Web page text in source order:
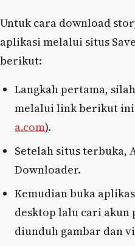
Untuk cara download
aplikasi melalui situs
berikut:
Langkah pertama,
melalui link berikut
a.com).
Setelah situs terbuka,
Downloader.
Kemudian buka
desktop lalu cari
diunduh gambar dan